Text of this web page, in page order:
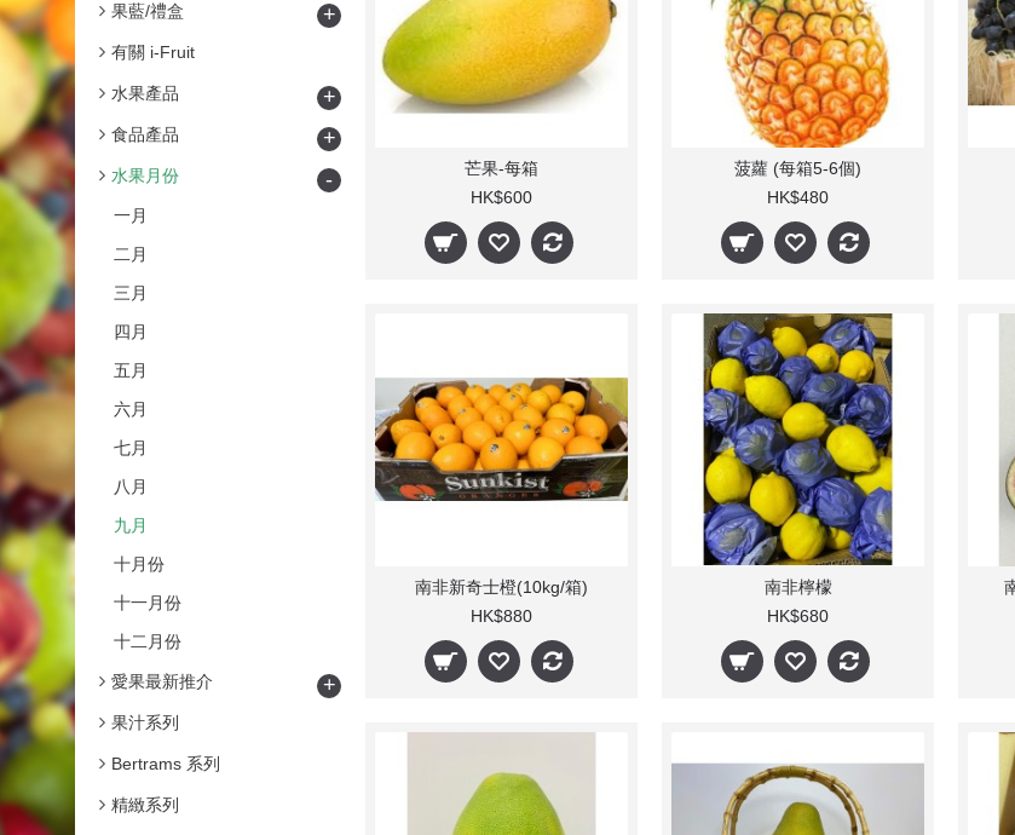
果藍/禮盒 +
有關 i-Fruit
水果產品 +
食品產品 +
水果月份 -
一月
二月
三月
四月
五月
六月
七月
八月
九月
十月份
十一月份
十二月份
愛果最新推介 +
果汁系列
Bertrams 系列
精緻系列
芒果-每箱
HK$600
菠蘿 (每箱5-6個)
HK$480
南非新奇士橙(10kg/箱)
HK$880
南非檸檬
HK$680